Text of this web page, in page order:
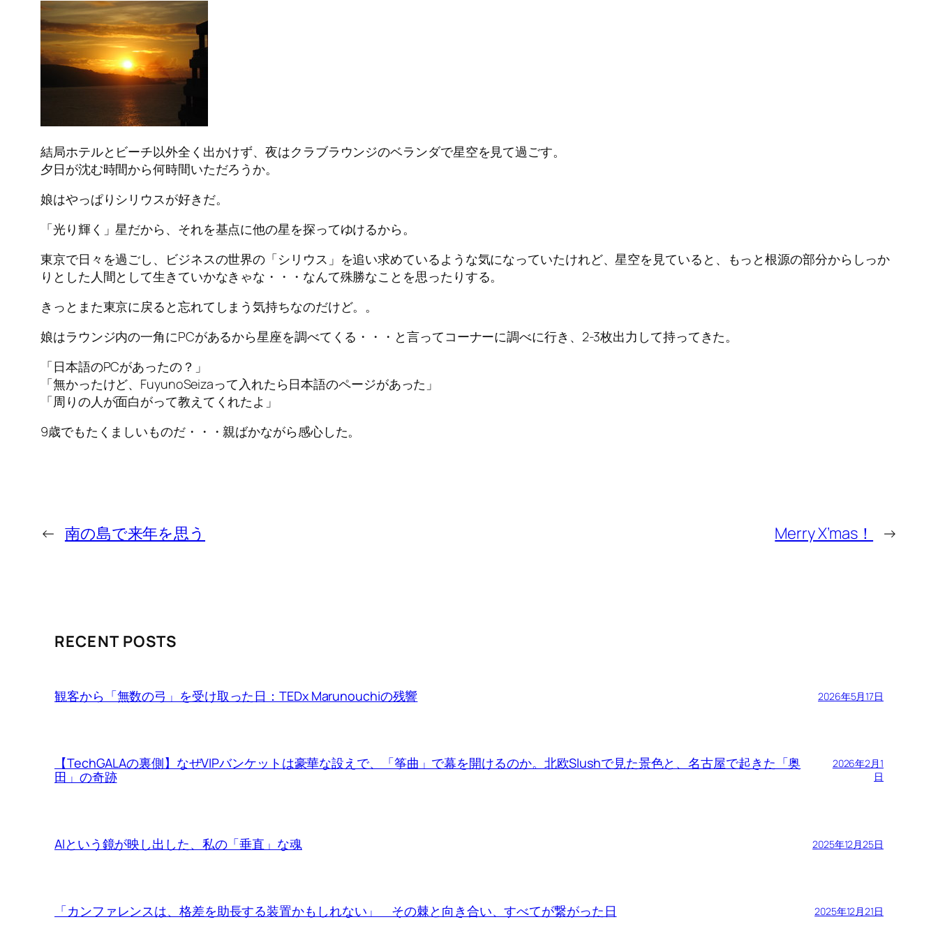
結局ホテルとビーチ以外全く出かけず、夜はクラブラウンジのベランダで星空を見て過ごす。
夕日が沈む時間から何時間いただろうか。
娘はやっぱりシリウスが好きだ。
「光り輝く」星だから、それを基点に他の星を探ってゆけるから。
東京で日々を過ごし、ビジネスの世界の「シリウス」を追い求めているような気になっていたけれど、星空を見ていると、もっと根源の部分からしっか
りとした人間として生きていかなきゃな・・・なんて殊勝なことを思ったりする。
きっとまた東京に戻ると忘れてしまう気持ちなのだけど。。
娘はラウンジ内の一角にPCがあるから星座を調べてくる・・・と言ってコーナーに調べに行き、2-3枚出力して持ってきた。
「日本語のPCがあったの？」
「無かったけど、FuyunoSeizaって入れたら日本語のページがあった」
「周りの人が面白がって教えてくれたよ」
9歳でもたくましいものだ・・・親ばかながら感心した。
← 南の島で来年を思う Merry X’mas！ →
RECENT POSTS
観客から「無数の弓」を受け取った日：TEDx Marunouchiの残響 2026年5月17日
【TechGALAの裏側】なぜVIPバンケットは豪華な設えで、「筝曲」で幕を開けるのか。北欧Slushで見た景色と、名古屋で起きた「奥
田」の奇跡
2026年2月1
日
AIという鏡が映し出した、私の「垂直」な魂 2025年12月25日
「カンファレンスは、格差を助長する装置かもしれない」 その棘と向き合い、すべてが繋がった日 2025年12月21日